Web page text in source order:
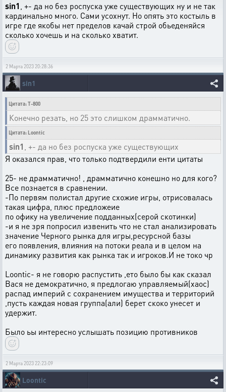
sin1 , +- да но без роспуска уже существующих ну и не так
кардинально много. Сами усохнут. Но опять это костыль в
игре где якобы нет пределов качай строй обьеденяйся
сколько хочешь и на сколько хватит.
2 Марта 2023 20:28:36
sin1
Цитата: T-800
Конечно резать, но 25 это слишком драмматично.
Цитата: Loontic
sin1 , +- да но без роспуска уже существующих
Я оказался прав, что только подтвердили енти цитаты
25- не драмматично! , драмматично конешно но для кого?
Все познается в сравнении.
-По первям полистал другие схожие игры, отрисовалась
такая цифра, плюс предложеие
по офику на увеличение подданных(серой скотинки)
-и я не зря попросил извенить что не стал анализировать
значение Черного рынка для игры,ресурсной базы
его появления, влияния на потоки реала и в целом на
динамику развития как рынка так и игроков.И не токо чр
Loontic- я не говорю распустить ,ето было бы как сказал
Вася не демократично, я предлогаю управляемый(хаос)
распад империй с сохранением имущества и территорий
,пусть каждая новая группа(али) берет скоко унесет и
удержит.
Было ьы интересно услышать позицию противников
2 Марта 2023 22:23:09
Loontic